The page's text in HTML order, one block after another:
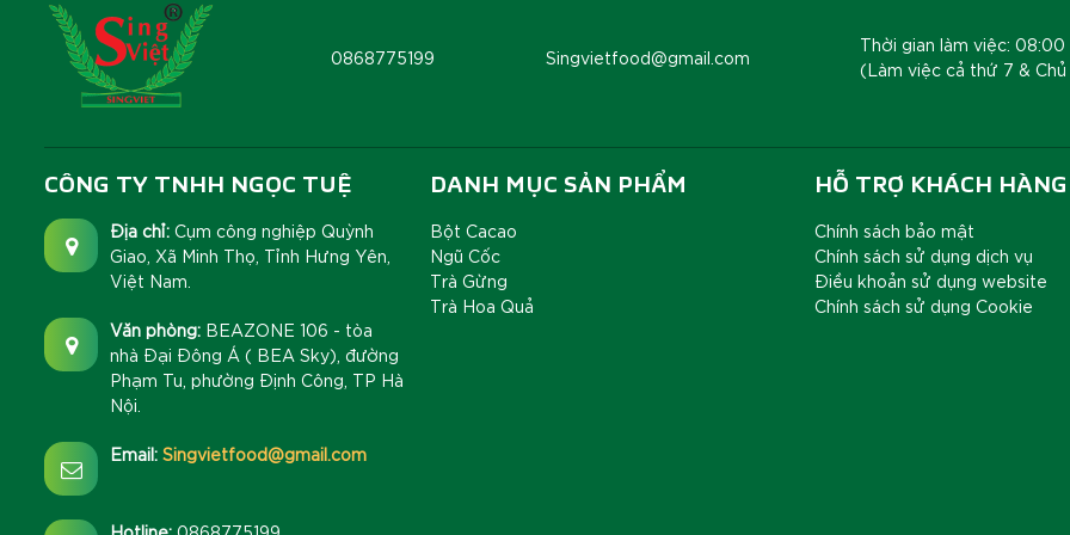
0868775199 Singvietfood@gmail.com
Thời gian làm việc: 08:00
(Làm việc cả thứ 7 &
CÔNG TY TNHH NGỌC TUỆ
Địa chỉ: Cụm công nghiệp Quỳnh
Giao, Xã Minh Thọ, Tỉnh Hưng Yên,
Việt Nam.
Văn phòng: BEAZONE 106 - tòa
nhà Đại Đông Á ( BEA Sky), đường
Phạm Tu, phường Định Công, TP Hà
Nội.
Email: Singvietfood@gmail.com
DANH MỤC SẢN PHẨM
Bột Cacao
Ngũ Cốc
Trà Gừng
Trà Hoa Quả
HỖ TRỢ KHÁCH HÀNG
Chính sách bảo mật
Chính sách sử dụng dịch vụ
Điều khoản sử dụng website
Chính sách sử dụng Cookie